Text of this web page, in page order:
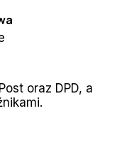
oraz DPD, a